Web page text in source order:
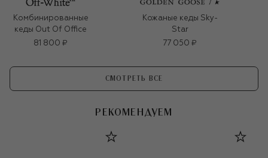
Комбинированные
кеды Out Of Office
81 800 ₽
Кожаные кеды Sky-
Star
77 050 ₽
СМОТРЕТЬ ВСЕ
РЕКОМЕНДУЕМ